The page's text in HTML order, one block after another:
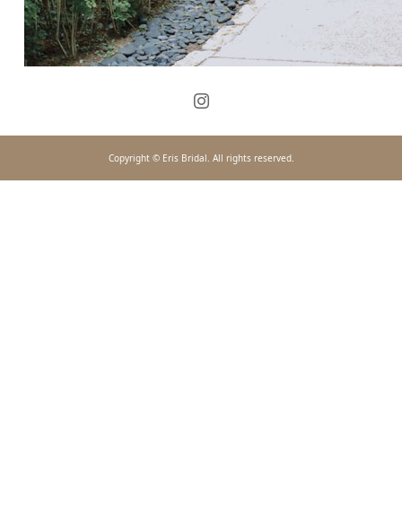
Copyright © Eris Bridal. All rights reserved.